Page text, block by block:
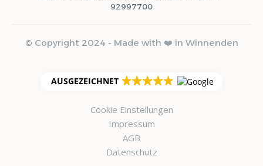
92997700
© Copyright 2024 - Made with ❤️ in Winnenden
AUSGEZEICHNET
Cookie Einstellungen
Impressum
AGB
Datenschutz